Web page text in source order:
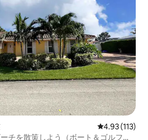
レビュー113
4.93 (113)
チを散策しよう（ボート＆ゴルフカ